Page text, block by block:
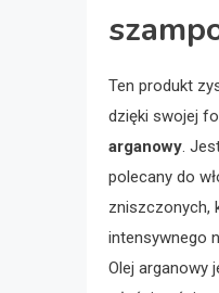
Ten produkt
dzięki swojej
arganowy.
polecany do
zniszczonych,
intensywnego
Olej arganowy